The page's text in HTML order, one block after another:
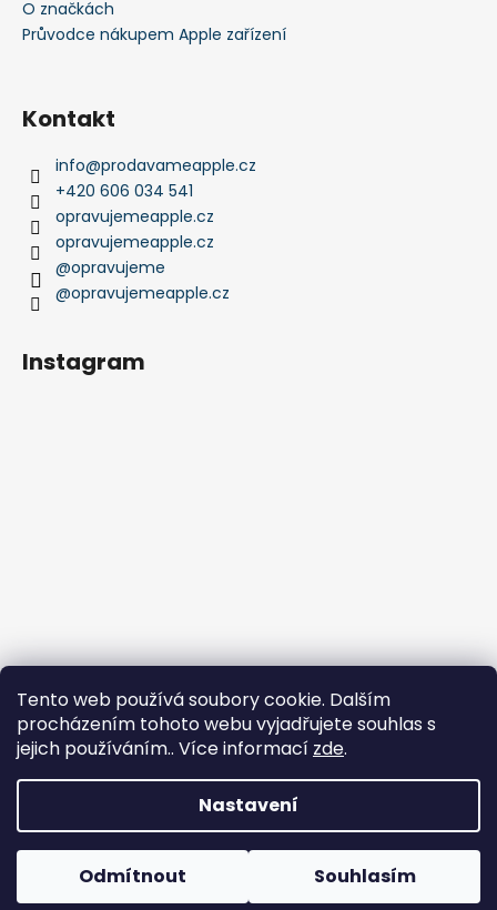
Tento web používá soubory cookie. Dalším
procházením tohoto webu vyjadřujete souhlas s
jejich používáním.. Více informací zde.
Nastavení
Odmítnout Souhlasím
O značkách
Průvodce nákupem Apple zařízení
Kontakt
info@prodavameapple.cz
+420 606 034 541
opravujemeapple.cz
opravujemeapple.cz
@opravujeme
@opravujemeapple.cz
Instagram
Sledovat na Instagramu
Copyright 2026Prodáváme Apple zařízení. Všechna
práva vyhrazena.